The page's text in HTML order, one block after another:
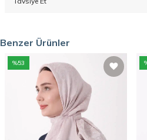
Benzer Ürünler
%53